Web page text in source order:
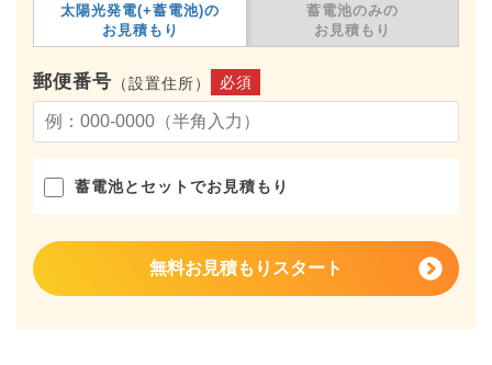
太陽光発電(+蓄電池)の
お見積もり
蓄電池のみの
お見積もり
郵便番号 （設置住所） 必須
蓄電池とセットでお見積もり
無料お見積もりスタート